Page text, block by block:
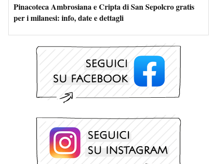
Pinacoteca Ambrosiana e Cripta di San Sepolcro gratis
per i milanesi: info, date e dettagli